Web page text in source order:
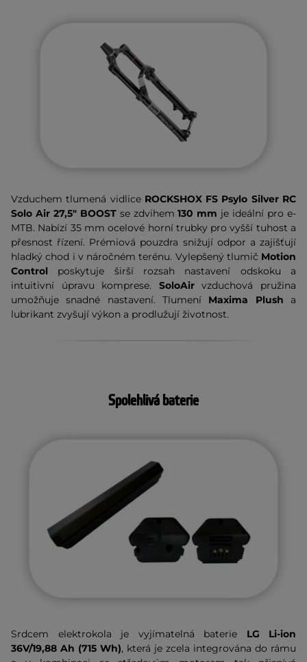
Vzduchem tlumená vidlice ROCKSHOX FS Psylo Silver RC
Solo Air 27,5" BOOSTse zdvihem130 mm je ideální pro e-
MTB. Nabízí 35 mm ocelové horní trubky pro vyšší tuhost a
přesnost řízení. Prémiová pouzdra snižují odpor a zajišťují
hladký chod i v náročném terénu. Vylepšený tlumič Motion
Control poskytuje širší rozsah nastavení odskoku a
intuitivní úpravu komprese. SoloAirvzduchová pružina
umožňuje snadné nastavení. Tlumení Maxima Plush a
lubrikant zvyšují výkon a prodlužují životnost.
Spolehlivá baterie
Srdcem elektrokola je vyjímatelná baterie LG Li-ion
36V/19,88 Ah (715 Wh), která je zcela integrována do rámu